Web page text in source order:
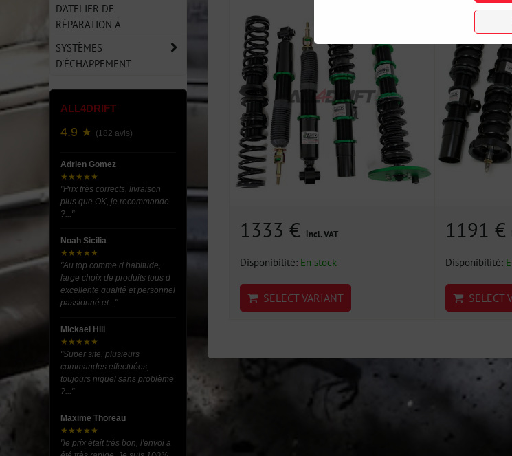
1333 € incl. VAT
Disponibilité: En stock
SELECT VARIANT
1191 €
Disponibilité:
SELECT
D'ATELIER DE
RÉPARATION A
SYSTÈMES
D'ÉCHAPPEMENT
ALL4DRIFT
4.9 ★ (182 avis)
Adrien Gomez
★★★★★
"Prix très corrects, livraison
plus que OK, je recommande
?..."
Noah Sicilia
★★★★★
"Au top comme d habitude,
large choix de produits tous d
excellente qualité et personnel
passionné et..."
Mickael Hill
★★★★★
"Super site, plusieurs
commandes effectuées,
toujours niquel sans problème
?..."
Maxime Thoreau
★★★★★
"le prix était très bon, l'envoi a